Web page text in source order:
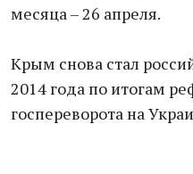
месяца – 26 апреля.
Крым снова стал
2014 года по итогам
госпереворота на